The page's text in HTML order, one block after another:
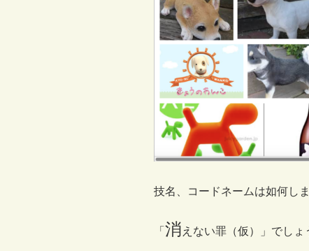
技名、コードネームは如何し
「 消 えない罪（仮）」でしょ